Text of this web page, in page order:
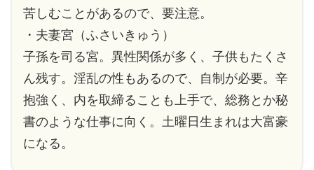
苦しむことがあるので、要注意。
・夫妻宮（ふさいきゅう）
子孫を司る宮。異性関係が多く、子供もたくさ
ん残す。淫乱の性もあるので、自制が必要。辛
抱強く、内を取締ることも上手で、総務とか秘
書のような仕事に向く。土曜日生まれは大富豪
になる。